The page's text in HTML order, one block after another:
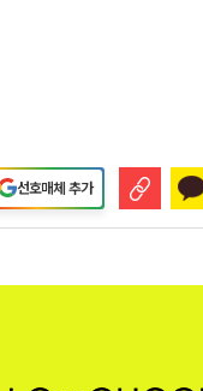
선호매체 추가